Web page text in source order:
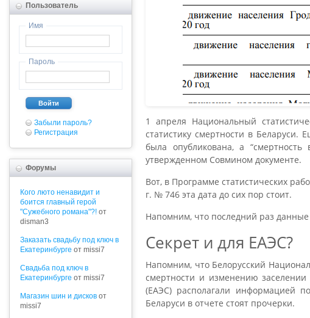
Пользователь
Имя
Пароль
Войти
Забыли пароль?
Регистрация
Форумы
Кого люто ненавидит и
боится главный герой
"Сужебного романа"?! от
disman3
Заказать свадьбу под ключ в
Екатеринбурге от missi7
Cвадьба под ключ в
Екатеринбурге от missi7
Магазин шин и дисков от
missi7
1 апреля Национальный
статистику смертности в
была опубликована, а
утвержденном Совмином документе.
Вот, в Программе статистических
г. № 746 эта дата до сих пор стоит.
Напомним, что последний раз данные
Секрет и для ЕАЭС?
Напомним, что Белорусский
смертности и изменению
(ЕАЭС) располагали информацией
Беларуси в отчете стоят прочерки.